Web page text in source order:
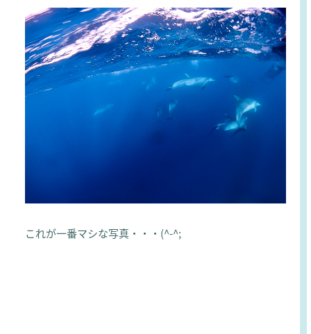
これが一番マシな写真・・・(^-^;